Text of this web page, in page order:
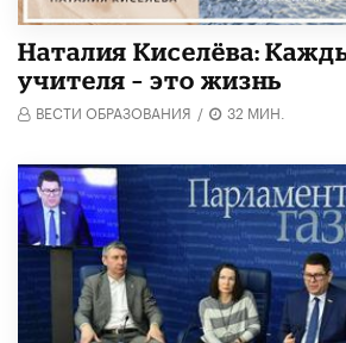
Наталия Киселёва:
учителя – это жизнь
ВЕСТИ ОБРАЗОВАНИЯ / 32 МИН.